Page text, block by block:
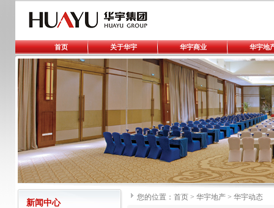
首页 关于华宇 华宇商业 华宇地
新闻中心
您的位置： 首页 > 华宇地产 > 华宇动态